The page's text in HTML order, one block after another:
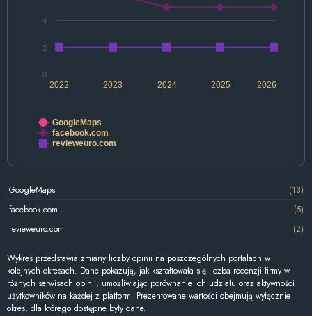
2022 2024 2026
2023 2025
0
2
4
GoogleMaps
facebook.com
revieweuro.com
GoogleMaps
(13)
facebook.com
(5)
revieweuro.com
(2)
Wykres przedstawia zmiany liczby opinii na poszczególnych portalach w
kolejnych okresach. Dane pokazują, jak kształtowała się liczba recenzji firmy w
różnych serwisach opinii, umożliwiając porównanie ich udziału oraz aktywności
użytkowników na każdej z platform. Prezentowane wartości obejmują wyłącznie
okres, dla którego dostępne były dane.